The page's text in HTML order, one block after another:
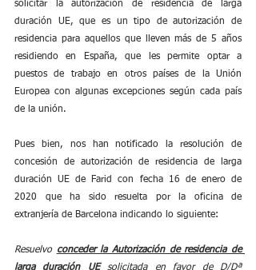
solicitar la autorización de residencia de larga
duración UE, que es un tipo de autorización de
residencia para aquellos que lleven más de 5 años
residiendo en España, que les permite optar a
puestos de trabajo en otros países de la Unión
Europea con algunas excepciones según cada país
de la unión.
Pues bien, nos han notificado la resolución de
concesión de autorización de residencia de larga
duración UE de Farid con fecha 16 de enero de
2020 que ha sido resuelta por la oficina de
extranjería de Barcelona indicando lo siguiente:
Resuelvo conceder la Autorización de residencia de
larga duración UE solicitada en favor de D/Dª